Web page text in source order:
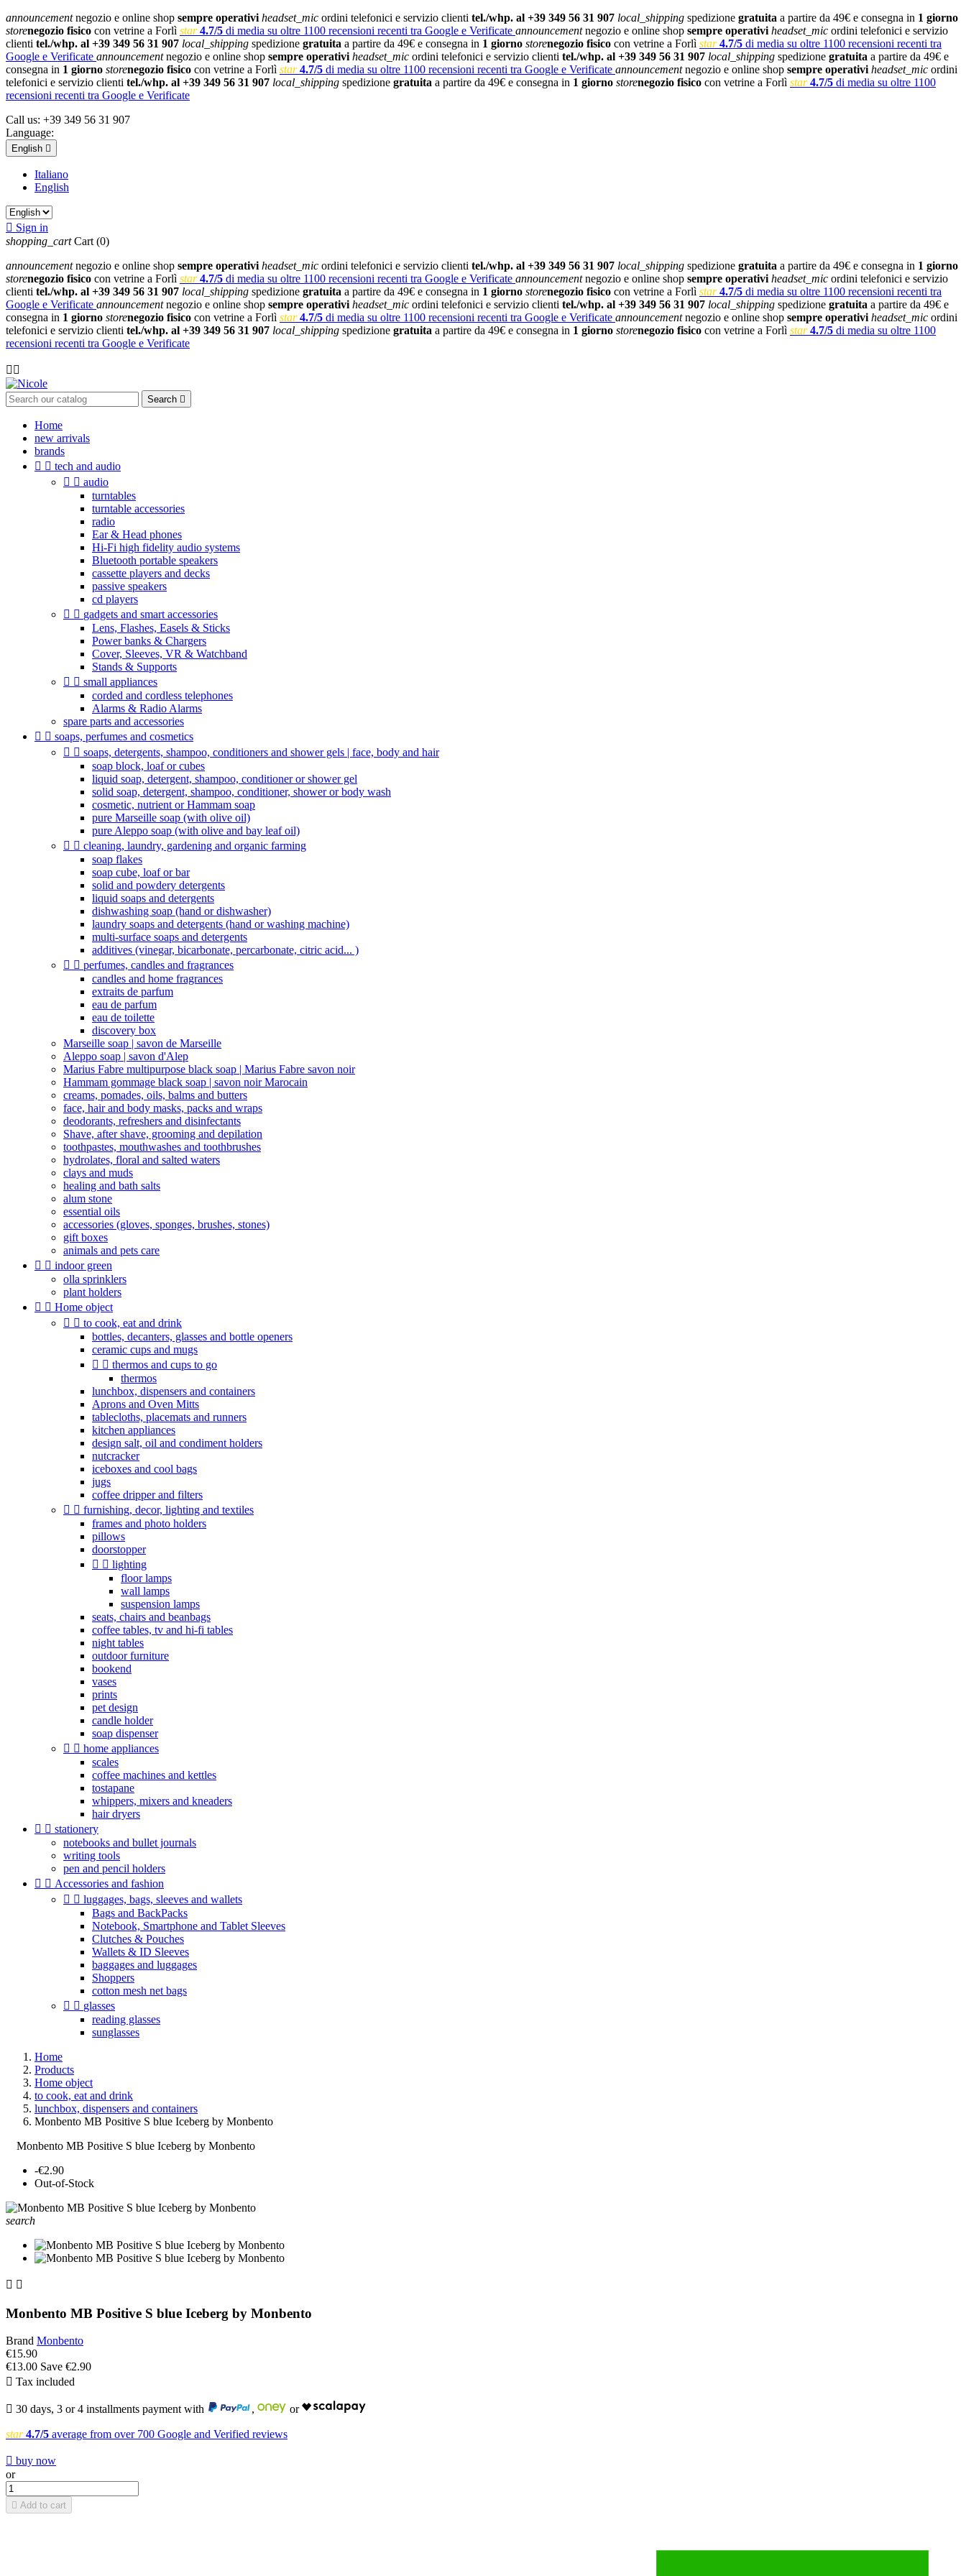
announcementnegozio e online shop sempre operativi headset_mic ordini telefonici e servizio clienti tel./whp. al +39 349 56 31 907 local_shipping spedizione gratuita a partire da 49€ e consegna in 1 giorno
storenegozio fisico con vetrine a Forlì star 4.7/5 di media su oltre 1100 recensioni recenti tra Google e Verificate announcementnegozio e online shop sempre operativi headset_mic ordini telefonici e servizio
clienti tel./whp. al +39 349 56 31 907 local_shipping spedizione gratuita a partire da 49€ e consegna in 1 giorno storenegozio fisico con vetrine a Forlì star 4.7/5 di media su oltre 1100 recensioni recenti tra
Google e Verificate announcementnegozio e online shop sempre operativi headset_mic ordini telefonici e servizio clienti tel./whp. al +39 349 56 31 907 local_shipping spedizione gratuita a partire da 49€ e
consegna in 1 giorno storenegozio fisico con vetrine a Forlì star 4.7/5 di media su oltre 1100 recensioni recenti tra Google e Verificate announcementnegozio e online shop sempre operativi headset_mic ordini
telefonici e servizio clienti tel./whp. al +39 349 56 31 907 local_shipping spedizione gratuita a partire da 49€ e consegna in 1 giorno storenegozio fisico con vetrine a Forlì star 4.7/5 di media su oltre 1100
recensioni recenti tra Google e Verificate
Call us: +39 349 56 31 907
Language:
English 
Italiano
English
 Sign in
shopping_cart Cart (0)
announcementnegozio e online shop sempre operativi headset_mic ordini telefonici e servizio clienti tel./whp. al +39 349 56 31 907 local_shipping spedizione gratuita a partire da 49€ e consegna in 1 giorno
storenegozio fisico con vetrine a Forlì star 4.7/5 di media su oltre 1100 recensioni recenti tra Google e Verificate announcementnegozio e online shop sempre operativi headset_mic ordini telefonici e servizio
clienti tel./whp. al +39 349 56 31 907 local_shipping spedizione gratuita a partire da 49€ e consegna in 1 giorno storenegozio fisico con vetrine a Forlì star 4.7/5 di media su oltre 1100 recensioni recenti tra
Google e Verificate announcementnegozio e online shop sempre operativi headset_mic ordini telefonici e servizio clienti tel./whp. al +39 349 56 31 907 local_shipping spedizione gratuita a partire da 49€ e
consegna in 1 giorno storenegozio fisico con vetrine a Forlì star 4.7/5 di media su oltre 1100 recensioni recenti tra Google e Verificate announcementnegozio e online shop sempre operativi headset_mic ordini
telefonici e servizio clienti tel./whp. al +39 349 56 31 907 local_shipping spedizione gratuita a partire da 49€ e consegna in 1 giorno storenegozio fisico con vetrine a Forlì star 4.7/5 di media su oltre 1100
recensioni recenti tra Google e Verificate

Search 
Home
new arrivals
brands
  tech and audio
  audio
turntables
turntable accessories
radio
Ear & Head phones
Hi-Fi high fidelity audio systems
Bluetooth portable speakers
cassette players and decks
passive speakers
cd players
  gadgets and smart accessories
Lens, Flashes, Easels & Sticks
Power banks & Chargers
Cover, Sleeves, VR & Watchband
Stands & Supports
  small appliances
corded and cordless telephones
Alarms & Radio Alarms
spare parts and accessories
  soaps, perfumes and cosmetics
  soaps, detergents, shampoo, conditioners and shower gels | face, body and hair
soap block, loaf or cubes
liquid soap, detergent, shampoo, conditioner or shower gel
solid soap, detergent, shampoo, conditioner, shower or body wash
cosmetic, nutrient or Hammam soap
pure Marseille soap (with olive oil)
pure Aleppo soap (with olive and bay leaf oil)
  cleaning, laundry, gardening and organic farming
soap flakes
soap cube, loaf or bar
solid and powdery detergents
liquid soaps and detergents
dishwashing soap (hand or dishwasher)
laundry soaps and detergents (hand or washing machine)
multi-surface soaps and detergents
additives (vinegar, bicarbonate, percarbonate, citric acid... )
  perfumes, candles and fragrances
candles and home fragrances
extraits de parfum
eau de parfum
eau de toilette
discovery box
Marseille soap | savon de Marseille
Aleppo soap | savon d'Alep
Marius Fabre multipurpose black soap | Marius Fabre savon noir
Hammam gommage black soap | savon noir Marocain
creams, pomades, oils, balms and butters
face, hair and body masks, packs and wraps
deodorants, refreshers and disinfectants
Shave, after shave, grooming and depilation
toothpastes, mouthwashes and toothbrushes
hydrolates, floral and salted waters
clays and muds
healing and bath salts
alum stone
essential oils
accessories (gloves, sponges, brushes, stones)
gift boxes
animals and pets care
  indoor green
olla sprinklers
plant holders
  Home object
  to cook, eat and drink
bottles, decanters, glasses and bottle openers
ceramic cups and mugs
  thermos and cups to go
thermos
lunchbox, dispensers and containers
Aprons and Oven Mitts
tablecloths, placemats and runners
kitchen appliances
design salt, oil and condiment holders
nutcracker
iceboxes and cool bags
jugs
coffee dripper and filters
  furnishing, decor, lighting and textiles
frames and photo holders
pillows
doorstopper
  lighting
floor lamps
wall lamps
suspension lamps
seats, chairs and beanbags
coffee tables, tv and hi-fi tables
night tables
outdoor furniture
bookend
vases
prints
pet design
candle holder
soap dispenser
  home appliances
scales
coffee machines and kettles
tostapane
whippers, mixers and kneaders
hair dryers
  stationery
notebooks and bullet journals
writing tools
pen and pencil holders
  Accessories and fashion
  luggages, bags, sleeves and wallets
Bags and BackPacks
Notebook, Smartphone and Tablet Sleeves
Clutches & Pouches
Wallets & ID Sleeves
baggages and luggages
Shoppers
cotton mesh net bags
  glasses
reading glasses
sunglasses
Home
Products
Home object
to cook, eat and drink
lunchbox, dispensers and containers
Monbento MB Positive S blue Iceberg by Monbento
Monbento MB Positive S blue Iceberg by Monbento
-€2.90
Out-of-Stock
search
 
Monbento MB Positive S blue Iceberg by Monbento
Brand Monbento
€15.90
€13.00 Save €2.90
 Tax included
 30 days, 3 or 4 installments payment with , or
star 4.7/5 average from over 700 Google and Verified reviews
 buy now
or
 Add to cart